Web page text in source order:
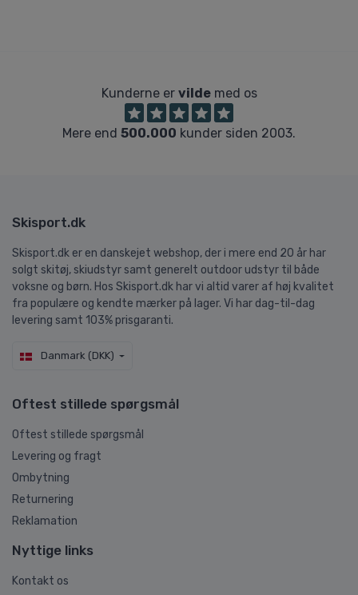
Kunderne er vildemed os
Mere end 500.000 kunder siden 2003.
Skisport.dk
Skisport.dk er en danskejet webshop, der i mere end 20 år har
solgt skitøj, skiudstyr samt generelt outdoor udstyr til både
voksne og børn. Hos Skisport.dk har vi altid varer af høj kvalitet
fra populære og kendte mærker på lager. Vi har dag-til-dag
levering samt 103% prisgaranti.
Danmark (DKK)
Oftest stillede spørgsmål
Oftest stillede spørgsmål
Levering og fragt
Ombytning
Returnering
Reklamation
Nyttige links
Kontakt os